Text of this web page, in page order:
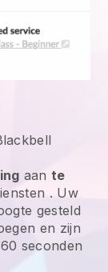
aante
. Uw
gesteld
en zijn
seconden